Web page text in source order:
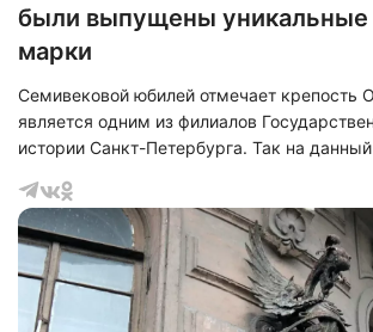
были выпущены уникальные
марки
Семивековой юбилей отмечает крепость
является одним из филиалов
истории Санкт-Петербурга. Так на
научная конференция, посвященная
форпоста на севере Руси. При этом была
реставрация памятника и проведена
церемония гашения марки, которую
к юбилею Орешка.